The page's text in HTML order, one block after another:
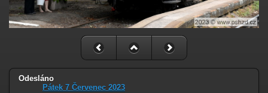
Odesláno
Pátek 7 Červenec 2023